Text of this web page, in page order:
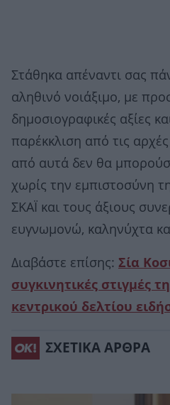
Στάθηκα απέναντι σας
αληθινό νοιάξιμο, με
δημοσιογραφικές αξίες
παρέκκλιση από τις
από αυτά δεν θα
χωρίς την εμπιστοσύνη
ΣΚΑΪ και τους άξιους
ευγνωμονώ, καληνύχτα
Διαβάστε επίσης: Σία
συγκινητικές στιγμές
κεντρικού δελτίου
ΣΧΕΤΙΚΑ ΑΡΘΡΑ